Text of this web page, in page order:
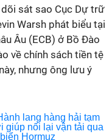
sát sao Cục Dự trữ
Warsh phát biểu tại
Âu (ECB) ở Bồ Đào
về chính sách tiền tệ
nhưng ông lưu ý